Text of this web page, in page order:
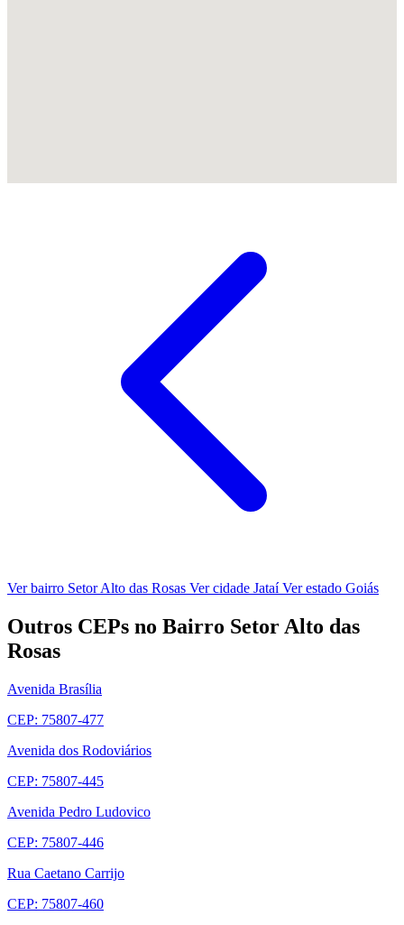
Ver bairro Setor Alto das Rosas Ver cidade JataíVer estado Goiás
Outros CEPs no Bairro Setor Alto das
Rosas
Avenida Brasília
CEP: 75807-477
Avenida dos Rodoviários
CEP: 75807-445
Avenida Pedro Ludovico
CEP: 75807-446
Rua Caetano Carrijo
CEP: 75807-460